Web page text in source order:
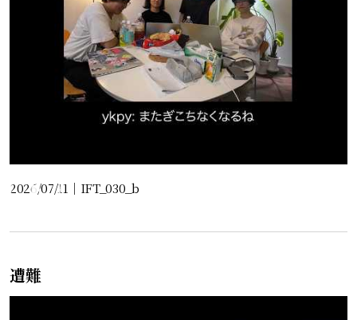
2026/07/11 ｜ IFT_030_b
遭難